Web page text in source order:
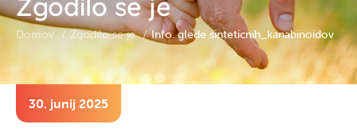
Domov Zgodilo se je Info. glede sinteticnih_kanabinoidov
30. junij 2025